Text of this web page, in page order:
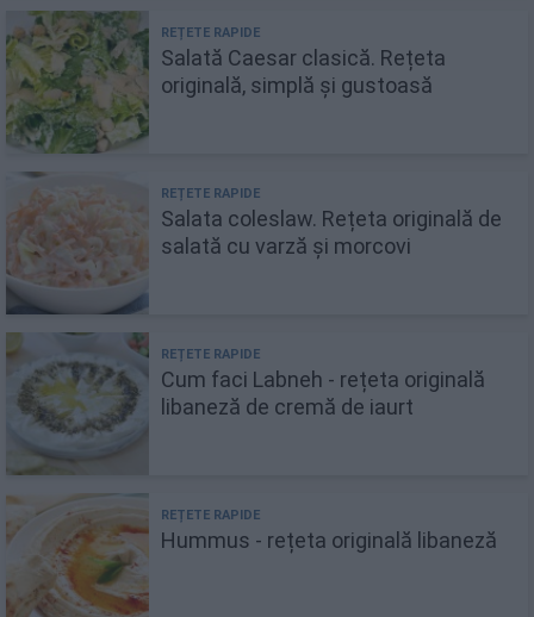
Salată Caesar clasică. Rețeta
originală, simplă și gustoasă
Salata coleslaw. Rețeta originală de
salată cu varză și morcovi
Cum faci Labneh - rețeta originală
libaneză de cremă de iaurt
Hummus - rețeta originală libaneză